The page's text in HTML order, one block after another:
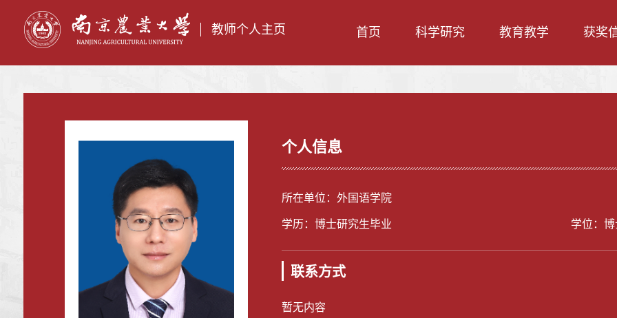
教师个人主页 首页 科学研究 教育教学 获奖
个人信息
所在单位：外国语学院
学历：博士研究生毕业 学位：
联系方式
暂无内容